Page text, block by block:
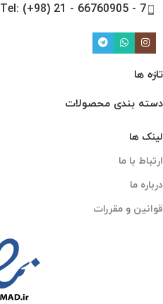
Tel: (+98) 21 - 66760905 - 7
تازه ها
دسته بندی محصولات
لینک ها
ارتباط با ما
درباره ما
قوانین و مقررات